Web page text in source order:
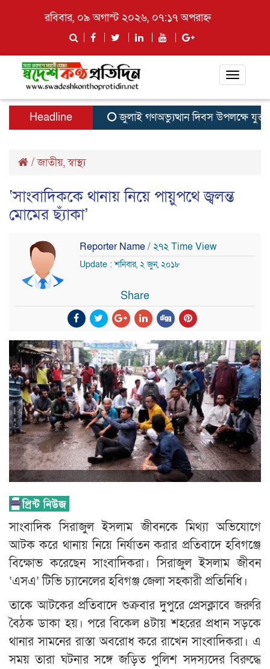
রবিবার, ০৯ অগাস্ট ২০২৬, ০৭:১৭ অপরাহ্ন
Toggle
Headline
জুলাই গণঅভ্যুত্থান দিবস উপলক্ষে
/জাতীয়,স্বাস্থ্য
‘সাংবাদিককে থানায় নিয়ে পায়ুপথে জ্বলন্ত
মোমের ছ্যাঁকা’
Reporter Name/ ২৭২ Time View
Update : শনিবার, ২ জুন, ২০১৮
Share
সাংবাদিক সিরাজুল ইসলাম জীবনকে মিথ্যা অভিযোগে
আটক করে থানায় নিয়ে নির্যাতন করার প্রতিবাদে হবিগঞ্জে
বিক্ষোভ করেছেন সাংবাদিকরা। সিরাজুল ইসলাম জীবন
‘এসএ’ টিভি চ্যানেলের হবিগঞ্জ জেলা সহকারী প্রতিনিধি।
তাকে আটকের প্রতিবাদে শুক্রবার দুপুরে প্রেসক্লাবে জরুরি
বৈঠক ডাকা হয়। পরে বিকেল ৪টায় শহরের প্রধান সড়কে
থানার সামনের রাস্তা অবরোধ করে রাখেন সাংবাদিকরা। এ
সময় তারা ঘটনার সঙ্গে জড়িত পুলিশ সদস্যদের বিরুদ্ধে